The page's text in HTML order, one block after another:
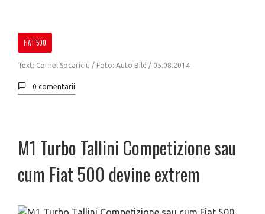
FIAT 500
Text: Cornel Socariciu / Foto: Auto Bild / 05.08.2014
0 comentarii
M1 Turbo Tallini Competizione sau
cum Fiat 500 devine extrem